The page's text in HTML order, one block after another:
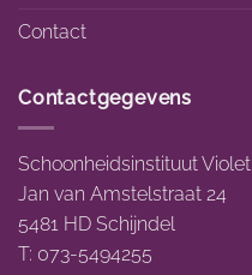
Contact
Contactgegevens
Schoonheidsinstituut Violet
Jan van Amstelstraat 24
5481 HD Schijndel
T: 073-5494255